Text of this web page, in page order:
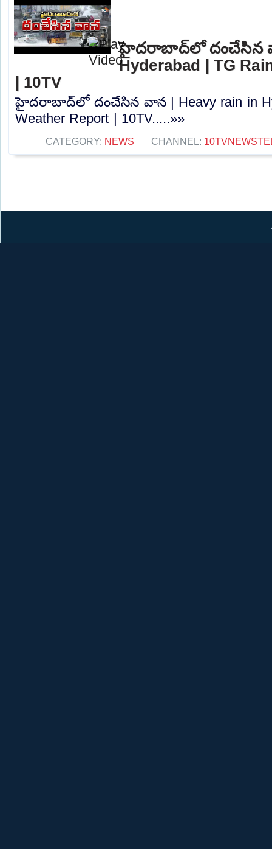
హైదరాబాద్‌లో దంచేసిన
Hyderabad | TG
| 10TV
హైదరాబాద్‌లో దంచేసిన వాన | Heavy rain in
Weather Report | 10TV.....»»
CATEGORY: NEWS CHANNEL: